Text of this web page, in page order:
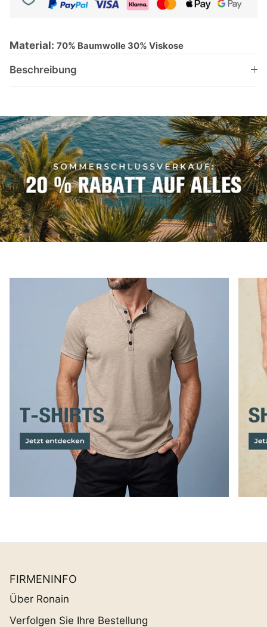
Material: 70% Baumwolle 30% Viskose
Beschreibung
FIRMENINFO
Über Ronain
Verfolgen Sie Ihre Bestellung